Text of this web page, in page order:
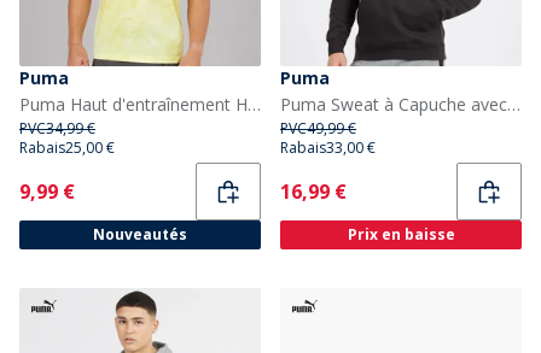
Puma
Puma Haut d'entraînement Homme Train All Day imprimé marbre Gold Moon
PVC34,99 €
Rabais25,00 €
Current
9,99 €
Nouveautés
Puma
Puma Sweat à Capuche avec petit logo Essentials Puma Noir homme
PVC49,99 €
Rabais33,00 €
Current
16,99 €
Prix en baisse